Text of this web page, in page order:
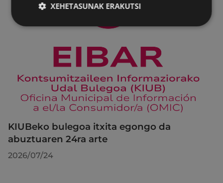
KIUBeko bulegoa itxita egongo da
abuztuaren 24ra arte
2026/07/24
XEHETASUNAK ERAKUTSI